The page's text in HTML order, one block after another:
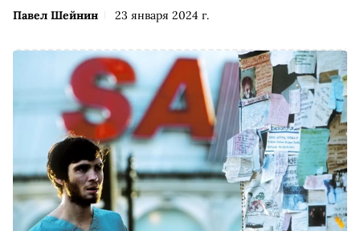
Павел Шейнин 23 января 2024 г.